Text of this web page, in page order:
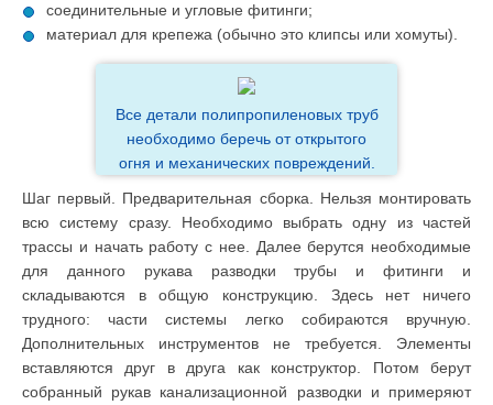
соединительные и угловые фитинги;
материал для крепежа (обычно это клипсы или хомуты).
Все детали полипропиленовых труб
необходимо беречь от открытого
огня и механических повреждений.
Шаг первый. Предварительная сборка. Нельзя монтировать
всю систему сразу. Необходимо выбрать одну из частей
трассы и начать работу с нее. Далее берутся необходимые
для данного рукава разводки трубы и фитинги и
складываются в общую конструкцию. Здесь нет ничего
трудного: части системы легко собираются вручную.
Дополнительных инструментов не требуется. Элементы
вставляются друг в друга как конструктор. Потом берут
собранный рукав канализационной разводки и примеряют